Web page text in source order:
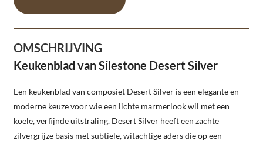
OMSCHRIJVING
Keukenblad van Silestone Desert Silver
Een keukenblad van composiet Desert Silver is een elegante en
moderne keuze voor wie een lichte marmerlook wil met een
koele, verfijnde uitstraling. Desert Silver heeft een zachte
zilvergrijze basis met subtiele, witachtige aders die op een